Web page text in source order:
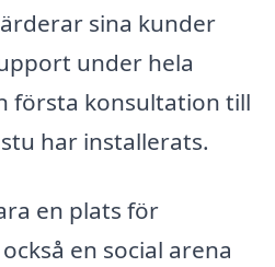
sina kunder
under hela
första konsultation till
har installerats.
en plats för
en social arena